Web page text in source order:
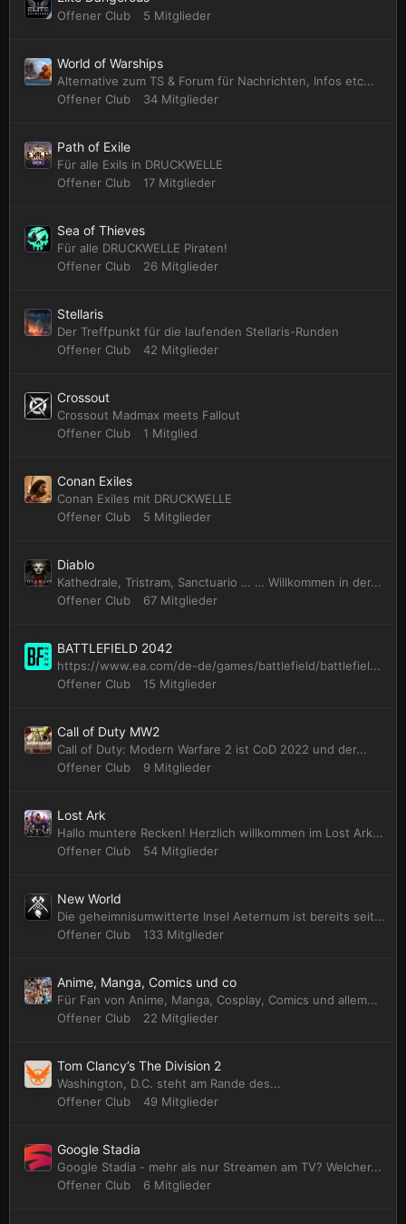
Offener Club 5 Mitglieder
World of Warships
Alternative zum TS & Forum für Nachrichten, Infos etc...
Offener Club
34 Mitglieder
Path of Exile
Für alle Exils in DRUCKWELLE
Offener Club
17 Mitglieder
Sea of Thieves
Für alle DRUCKWELLE Piraten!
Offener Club
26 Mitglieder
Stellaris
Der Treffpunkt für die laufenden Stellaris-Runden
Offener Club
42 Mitglieder
Crossout
Crossout Madmax meets Fallout
Offener Club
1 Mitglied
Conan Exiles
Conan Exiles mit DRUCKWELLE
Offener Club
5 Mitglieder
Diablo
Kathedrale, Tristram, Sanctuario … … Willkommen in der...
Offener Club
67 Mitglieder
BATTLEFIELD 2042
https://www.ea.com/de-de/games/battlefield/battlefiel...
Offener Club
15 Mitglieder
Call of Duty MW2
Call of Duty: Modern Warfare 2 ist CoD 2022 und der...
Offener Club
9 Mitglieder
Lost Ark
Hallo muntere Recken! Herzlich willkommen im Lost Ark...
Offener Club
54 Mitglieder
New World
Die geheimnisumwitterte Insel Aeternum ist bereits seit...
Offener Club
133 Mitglieder
Anime, Manga, Comics und co
Für Fan von Anime, Manga, Cosplay, Comics und allem...
Offener Club
22 Mitglieder
Tom Clancy’s The Division 2
Washington, D.C. steht am Rande des...
Offener Club
49 Mitglieder
Google Stadia
Google Stadia - mehr als nur Streamen am TV? Welcher...
Offener Club
6 Mitglieder